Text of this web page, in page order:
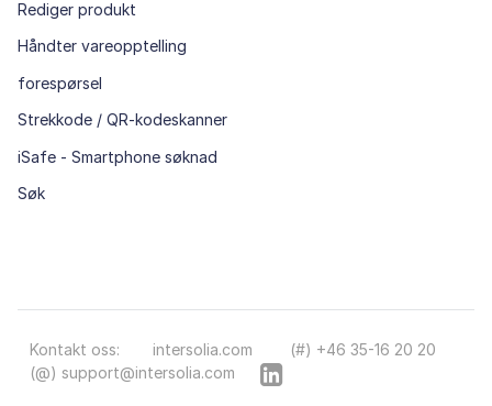
Rediger produkt
Håndter vareopptelling
forespørsel
Strekkode / QR-kodeskanner
iSafe - Smartphone søknad
Søk
Kontakt oss: intersolia.com
(#) +46 35-16 20 20
(@) support@intersolia.com